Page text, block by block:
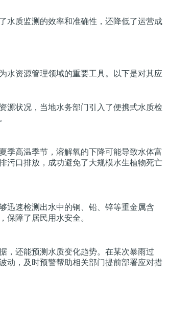
水质监测的效率和准确性，还降低了运营成
水资源管理领域的重要工具。以下是对其应
源状况，当地水务部门引入了便携式水质检
季高温季节，溶解氧的下降可能导致水体富
污口排放，成功避免了大规模水生植物死亡
迅速检测出水中的铜、铅、锌等重金属含
保障了居民用水安全。
，还能预测水质变化趋势。在某次暴雨过
动，及时预警帮助相关部门提前部署应对措